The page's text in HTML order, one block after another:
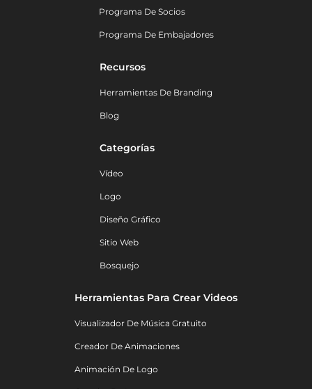
Programa De Socios
Programa De Embajadores
Recursos
Herramientas De Branding
Blog
Categorías
Vídeo
Logo
Diseño Gráfico
Sitio Web
Bosquejo
Herramientas Para Crear Videos
Visualizador De Música Gratuito
Creador De Animaciones
Animación De Logo